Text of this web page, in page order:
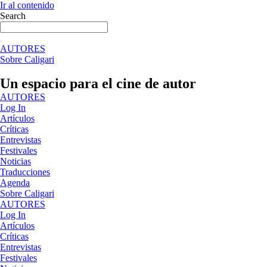
Ir al contenido
Search
AUTORES
Sobre Caligari
Un espacio para el cine de autor
AUTORES
Log In
Artículos
Críticas
Entrevistas
Festivales
Noticias
Traducciones
Agenda
Sobre Caligari
AUTORES
Log In
Artículos
Críticas
Entrevistas
Festivales